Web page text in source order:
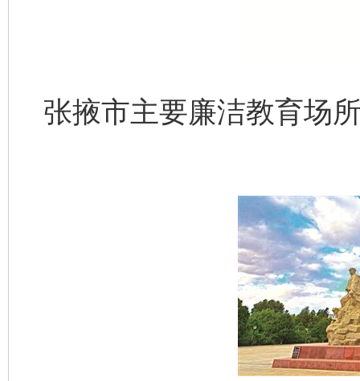
张掖市主要廉洁教育场